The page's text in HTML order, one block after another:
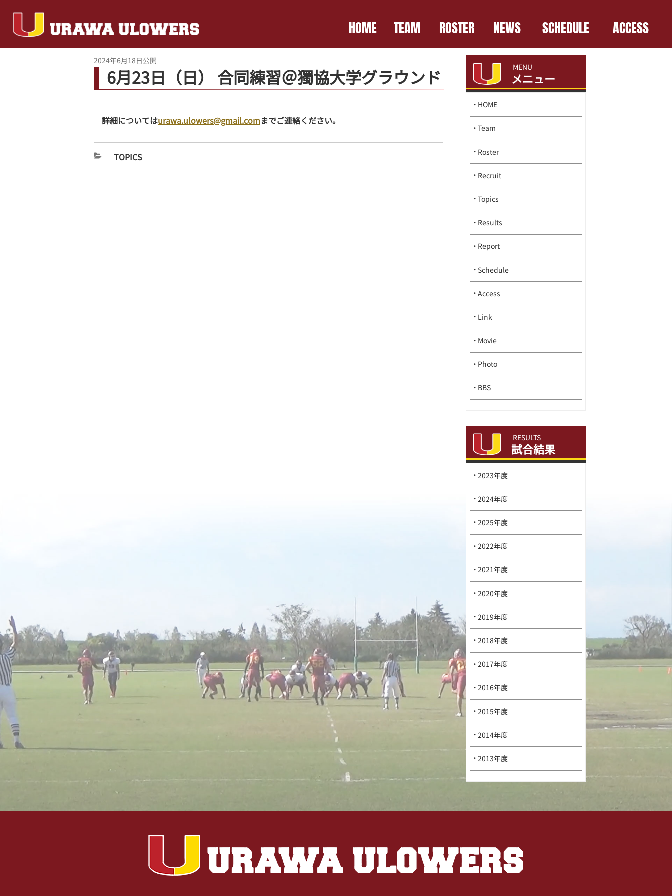
HOME TEAM ROSTER NEWS SCHEDULE ACCESS
2024年6月18日公開
6月23日（日） 合同練習＠獨協大学グラウンド
詳細についてはurawa.ulowers@gmail.comまでご連絡ください。
TOPICS
MENU
メニュー
HOME
Team
Roster
Recruit
Topics
Results
Report
Schedule
Access
Link
Movie
Photo
BBS
RESULTS
試合結果
2023年度
2024年度
2025年度
2022年度
2021年度
2020年度
2019年度
2018年度
2017年度
2016年度
2015年度
2014年度
2013年度